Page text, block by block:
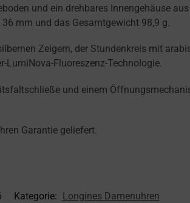
und ein drehbares Innengehäuse
mm und das Gesamtgewicht 98,9 g.
Zeigern, der Stundenkreis mit
LumiNova-Fluoreszenz-Technologie.
und einem
Garantie geliefert.
Kategorie: Longines Damenuhren